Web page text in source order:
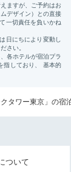
クタワー東京」の宿
ついて